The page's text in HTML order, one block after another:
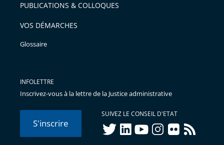
PUBLICATIONS & COLLOQUES
VOS DÉMARCHES
Glossaire
INFOLETTRE
Inscrivez-vous à la lettre de la Justice administrative
S'inscrire
SUIVEZ LE CONSEIL D'ETAT
twitterlinkedInyoutubeinstagram
flickr rss